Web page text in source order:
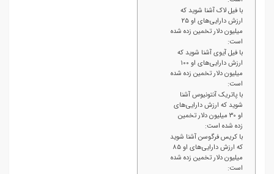
با فیل لاک آشنا شوید که
ارزش دارایی‌های او ۲۵
میلیون دلار تخمین زده شده
است:
با فیل آیوی آشنا شوید که
ارزش دارایی‌های او ۱۰۰
میلیون دلار تخمین زده شده
است:
با پاتریک آنتونیوس آشنا
شوید که ارزش دارایی‌های
او ۳۰ میلیون دلار تخمین
زده شده است:
با کریس فرگوسن آشنا شوید
که ارزش دارایی‌های او ۸۵
میلیون دلار تخمین زده شده
است: